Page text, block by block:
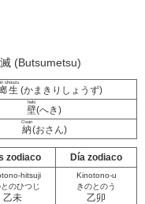
(Butsumetsu)
生
shouzu
(かまきりしょうず)
壁
heki
(へき)
納
Osan
(おさん)
zodiaco Día zodiaco
hitsuji
とのひつじ
乙未
Kinotono-u
きのとのう
乙卯